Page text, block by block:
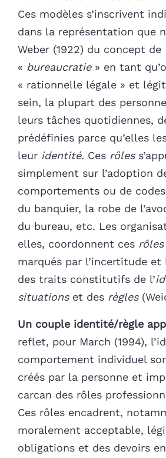
Ces modèles s’inscrivent
dans la représentation que
Weber (1922) du concept de
« bureaucratie» en tant
« rationnelle légale » et
sein, la plupart des
leurs tâches quotidiennes,
prédéfinies parce qu’elles
leur identité. Ces rôles
simplement sur l’adoption
comportements ou de
du banquier, la robe de
du bureau, etc. Les
elles, coordonnent ces rôles
marqués par l’incertitude et
des traits constitutifs de l’
situationset des règles
Un couple identité/règle
reflet, pour March (1994),
comportement individuel
créés par la personne et
carcan des rôles
Ces rôles encadrent,
moralement acceptable,
obligations et des devoirs